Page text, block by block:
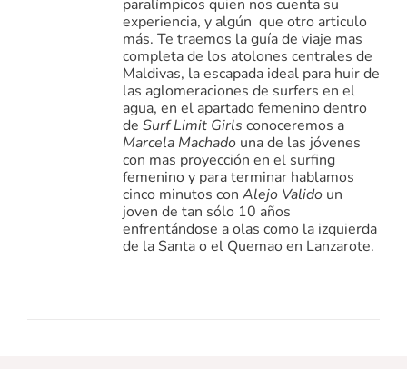
paralímpicos quien nos cuenta su
experiencia, y algún que otro articulo
más. Te traemos la guía de viaje mas
completa de los atolones centrales de
Maldivas, la escapada ideal para huir de
las aglomeraciones de surfers en el
agua, en el apartado femenino dentro
de Surf Limit Girls conoceremos a
Marcela Machadouna de las jóvenes
con mas proyección en el surfing
femenino y para terminar hablamos
cinco minutos con Alejo Validoun
joven de tan sólo 10 años
enfrentándose a olas como la izquierda
de la Santa o el Quemao en Lanzarote.